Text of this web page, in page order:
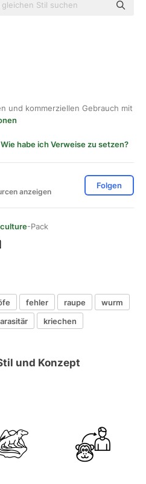
und kommerziellen Gebrauch mit
Wie habe ich Verweise zu setzen?
anzeigen
Folgen
-Pack
fehler raupe
wurm
kriechen
und Konzept